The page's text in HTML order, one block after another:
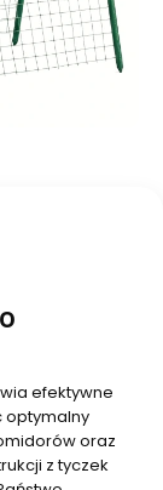
efektywne
optymalny
oraz
z tyczek